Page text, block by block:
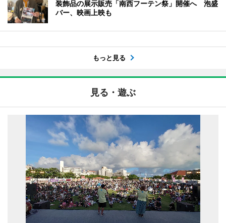
装飾品の展示販売「南西フーテン祭」開催へ 泡盛
バー、映画上映も
もっと見る
見る・遊ぶ